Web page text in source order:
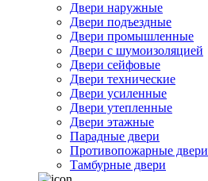
Двери наружные
Двери подъездные
Двери промышленные
Двери с шумоизоляцией
Двери сейфовые
Двери технические
Двери усиленные
Двери утепленные
Двери этажные
Парадные двери
Противопожарные двери
Тамбурные двери